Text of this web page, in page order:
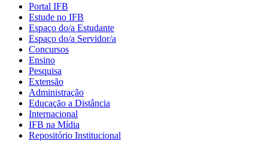
Portal IFB
Estude no IFB
Espaço do/a Estudante
Espaço do/a Servidor/a
Concursos
Ensino
Pesquisa
Extensão
Administração
Educação a Distância
Internacional
IFB na Mídia
Repositório Institucional